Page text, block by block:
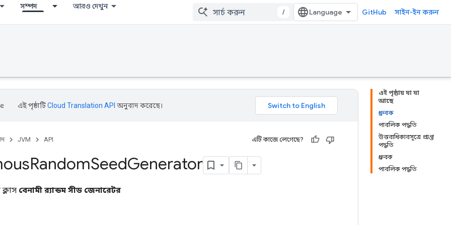
সম্পদ আরও দেখুন
/ GitHub সাইন-ইন করুন
এই পৃষ্ঠায় যা যা
আছে
ধ্রুবক
পাবলিক পদ্ধতি
উত্তরাধিকারসূত্রে প্রাপ্ত
পদ্ধতি
ধ্রুবক
পাবলিক পদ্ধতি
এই পৃষ্ঠাটিCloud Translation API অনুবাদ করেছে।
JVM API এটি কাজে লেগেছে?
RandomSeedGenerator
বেনামী র‌্যান্ডম সীড জেনারেটর